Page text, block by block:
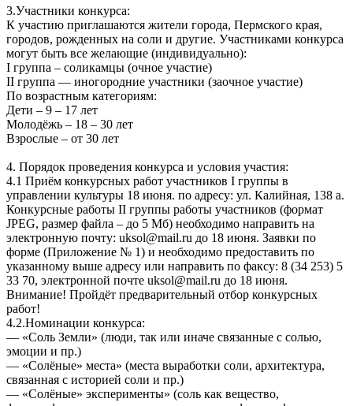
3.Участники конкурса:
К участию приглашаются жители города, Пермского края,
городов, рожденных на соли и другие. Участниками конкурса
могут быть все желающие (индивидуально):
I группа – соликамцы (очное участие)
II группа — иногородние участники (заочное участие)
По возрастным категориям:
Дети – 9 – 17 лет
Молодёжь – 18 – 30 лет
Взрослые – от 30 лет
4. Порядок проведения конкурса и условия участия:
4.1 Приём конкурсных работ участников I группы в
управлении культуры 18 июня. по адресу: ул. Калийная, 138 а.
Конкурсные работы II группы работы участников (формат
JPEG, размер файла – до 5 Мб) необходимо направить на
электронную почту: uksol@mail.ru до 18 июня. Заявки по
форме (Приложение № 1) и необходимо предоставить по
указанному выше адресу или направить по факсу: 8 (34 253) 5
33 70, электронной почте uksol@mail.ru до 18 июня.
Внимание! Пройдёт предварительный отбор конкурсных
работ!
4.2.Номинации конкурса:
— «Соль Земли» (люди, так или иначе связанные с солью,
эмоции и пр.)
— «Солёные» места» (места выработки соли, архитектура,
связанная с историей соли и пр.)
— «Солёные» эксперименты» (соль как вещество,